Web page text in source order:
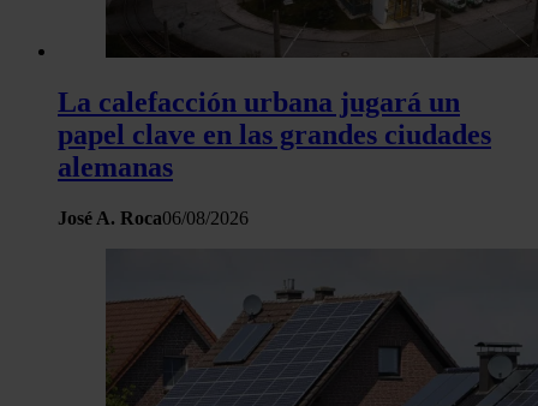
La calefacción urbana jugará un
papel clave en las grandes ciudades
alemanas
José A. Roca06/08/2026